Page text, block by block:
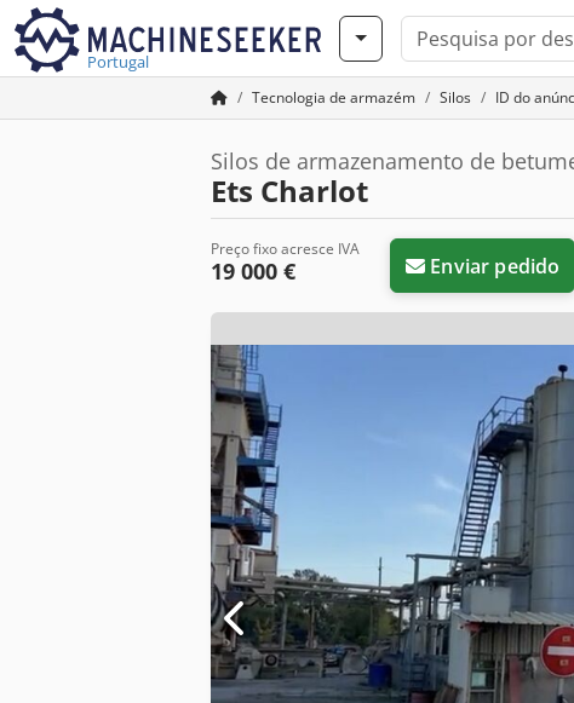
Portugal
Tecnologia de armazém Silos ID do
Silos de armazenamento de
Ets Charlot
Preço fixo acresce IVA
19 000 € Enviar pedido